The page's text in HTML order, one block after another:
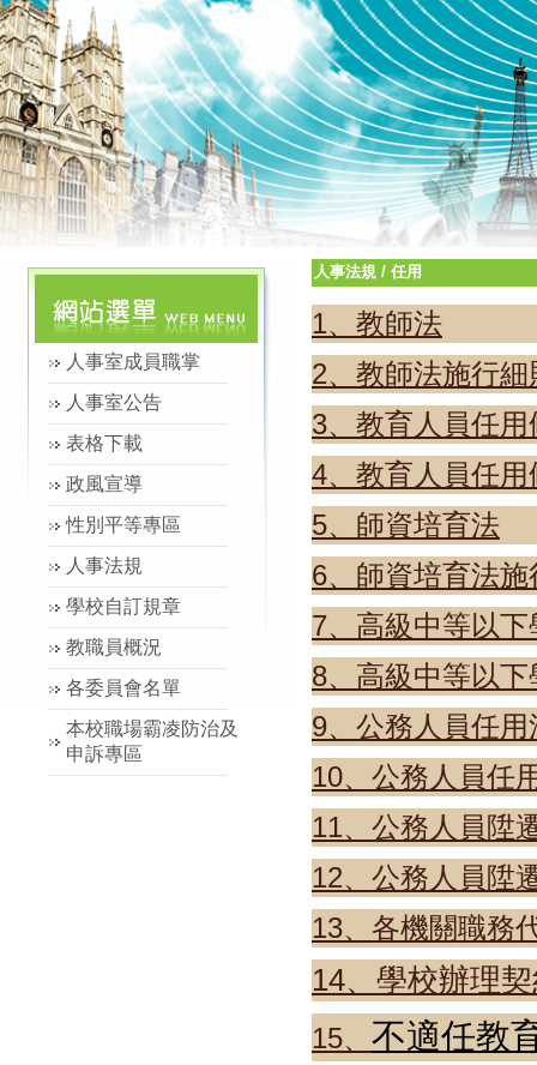
人事室成員職掌
人事室公告
表格下載
政風宣導
性別平等專區
人事法規
學校自訂規章
教職員概況
各委員會名單
本校職場霸凌防治及
申訴專區
人事法規 / 任用
1、教師法
2、教師法施行細
3、 教育人員任用
4、 教育人員任
5、 師資培育法
6、 師資培育法施
7、高級中等以
8、高級中等以
9、公務人員任用
10、公務人員任
11、公務人員陞
12、公務人員陞
13、 各機關職務
14、 學校辦理
15、 不適任教